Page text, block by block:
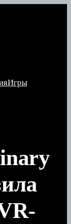
Игры